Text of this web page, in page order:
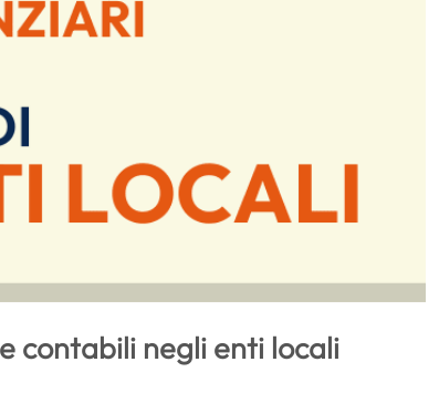
contabili negli enti locali